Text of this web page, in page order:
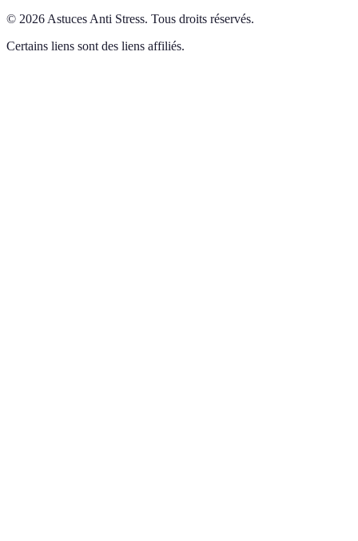
© 2026 Astuces Anti Stress. Tous droits réservés.
Certains liens sont des liens affiliés.